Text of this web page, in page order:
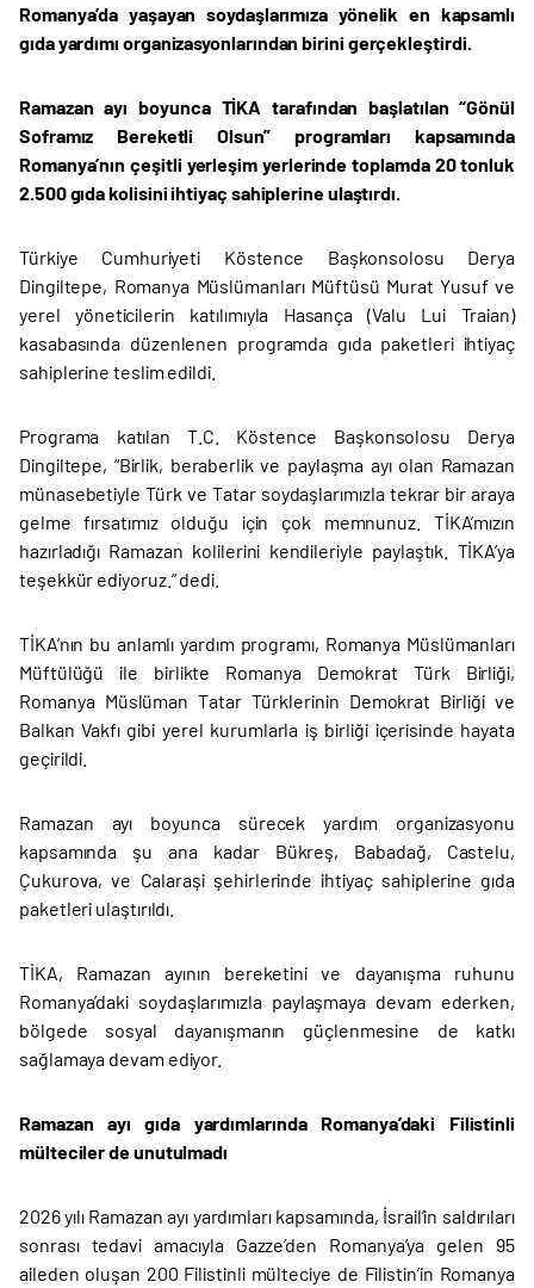
Romanya’da yaşayan soydaşlarımıza yönelik en kapsamlı
gıda yardımı organizasyonlarından birini gerçekleştirdi.
Ramazan ayı boyunca TİKA tarafından başlatılan “Gönül
Soframız Bereketli Olsun” programları kapsamında
Romanya’nın çeşitli yerleşim yerlerinde toplamda 20 tonluk
2.500 gıda kolisini ihtiyaç sahiplerine ulaştırdı.
Türkiye Cumhuriyeti Köstence Başkonsolosu Derya
Dingiltepe, Romanya Müslümanları Müftüsü Murat Yusuf ve
yerel yöneticilerin katılımıyla Hasança (Valu Lui Traian)
kasabasında düzenlenen programda gıda paketleri ihtiyaç
sahiplerine teslim edildi.
Programa katılan T.C. Köstence Başkonsolosu Derya
Dingiltepe, “Birlik, beraberlik ve paylaşma ayı olan Ramazan
münasebetiyle Türk ve Tatar soydaşlarımızla tekrar bir araya
gelme fırsatımız olduğu için çok memnunuz. TİKA’mızın
hazırladığı Ramazan kolilerini kendileriyle paylaştık. TİKA’ya
teşekkür ediyoruz.” dedi.
TİKA’nın bu anlamlı yardım programı, Romanya Müslümanları
Müftülüğü ile birlikte Romanya Demokrat Türk Birliği,
Romanya Müslüman Tatar Türklerinin Demokrat Birliği ve
Balkan Vakfı gibi yerel kurumlarla iş birliği içerisinde hayata
geçirildi.
Ramazan ayı boyunca sürecek yardım organizasyonu
kapsamında şu ana kadar Bükreş, Babadağ, Castelu,
Çukurova, ve Calaraşi şehirlerinde ihtiyaç sahiplerine gıda
paketleri ulaştırıldı.
TİKA, Ramazan ayının bereketini ve dayanışma ruhunu
Romanya’daki soydaşlarımızla paylaşmaya devam ederken,
bölgede sosyal dayanışmanın güçlenmesine de katkı
sağlamaya devam ediyor.
Ramazan ayı gıda yardımlarında Romanya’daki Filistinli
mülteciler de unutulmadı
2026 yılı Ramazan ayı yardımları kapsamında, İsrail’in saldırıları
sonrası tedavi amacıyla Gazze’den Romanya’ya gelen 95
aileden oluşan 200 Filistinli mülteciye de Filistin’in Romanya